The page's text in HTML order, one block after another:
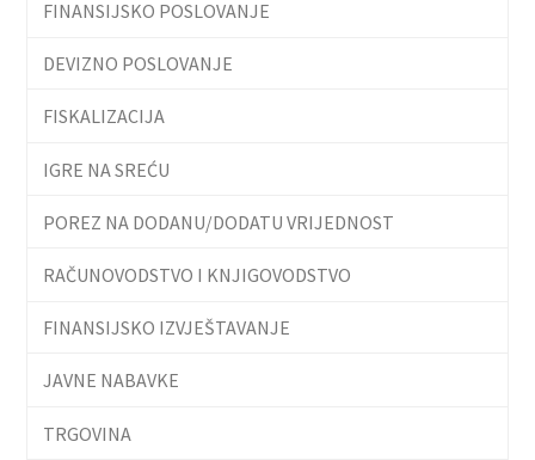
FINANSIJSKO POSLOVANJE
DEVIZNO POSLOVANJE
FISKALIZACIJA
IGRE NA SREĆU
POREZ NA DODANU/DODATU VRIJEDNOST
RAČUNOVODSTVO I KNJIGOVODSTVO
FINANSIJSKO IZVJEŠTAVANJE
JAVNE NABAVKE
TRGOVINA